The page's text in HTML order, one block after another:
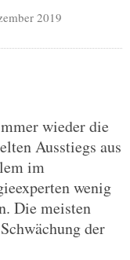
2019
wieder die
Ausstiegs aus
im
wenig
Die meisten
der